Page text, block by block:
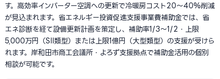
す。高効率インバーター空調への更新で冷暖房コスト20〜40%削減
が見込まれます。省エネルギー投資促進支援事業費補助金では、省
エネ診断を経て設備更新計画を策定し、補助率1/3〜1/2・上限
5,000万円（SII類型）または上限1億円（大型類型）の支援が受けら
れます。岸和田市商工会議所・よろず支援拠点で補助金活用の個別
相談が可能です。